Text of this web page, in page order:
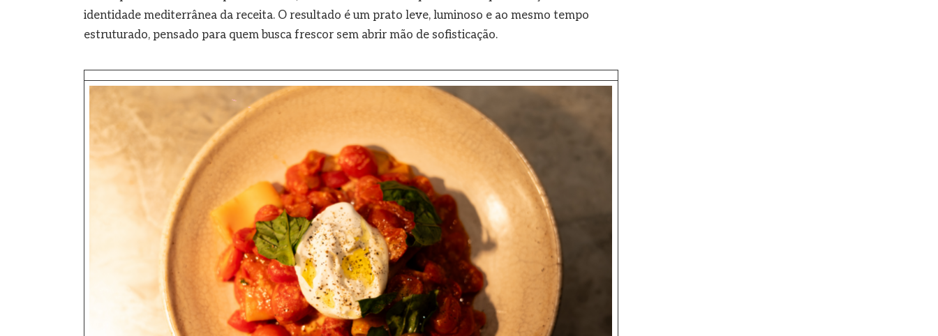
identidade mediterrânea da receita. O resultado é um prato leve, luminoso e ao mesmo tempo
estruturado, pensado para quem busca frescor sem abrir mão de sofisticação.